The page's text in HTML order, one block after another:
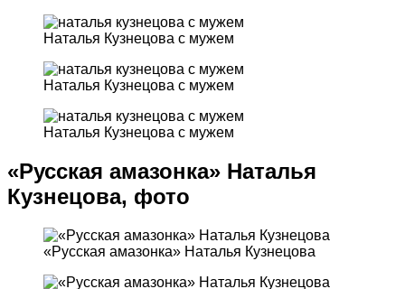
Наталья Кузнецова с мужем
Наталья Кузнецова с мужем
Наталья Кузнецова с мужем
«Русская амазонка» Наталья
Кузнецова, фото
«Русская амазонка» Наталья Кузнецова